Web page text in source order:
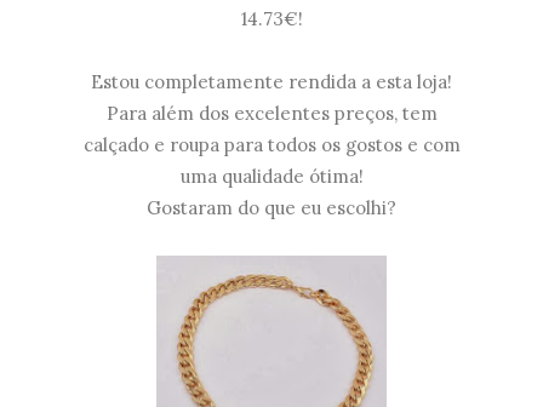
14.73€!
Estou completamente rendida a esta loja!
Para além dos excelentes preços, tem
calçado e roupa para todos os gostos e com
uma qualidade ótima!
Gostaram do que eu escolhi?